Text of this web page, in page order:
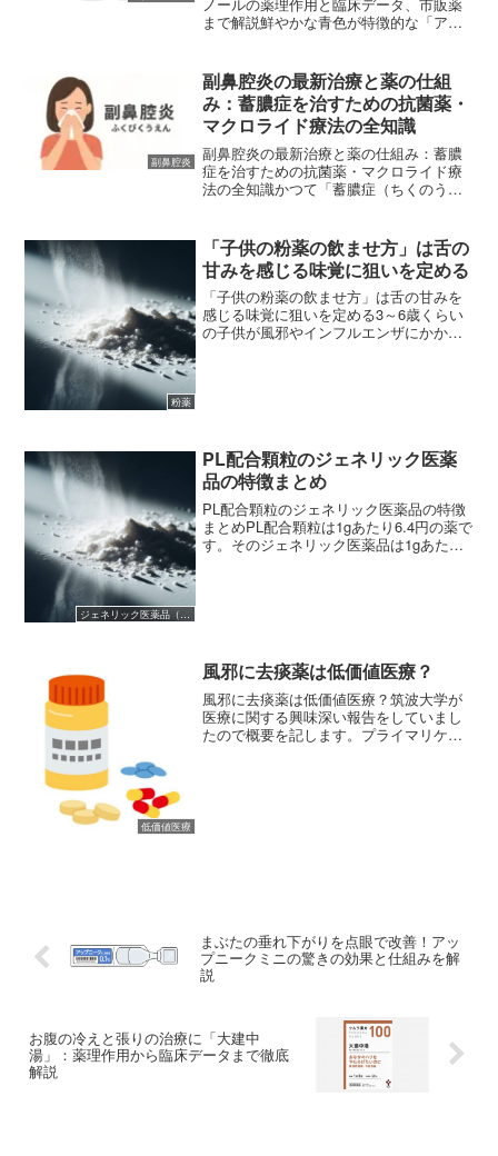
ノールの薬理作用と臨床データ、市販薬
まで解説鮮やかな青色が特徴的な「アズ
がい薬」を処方された経験がある方は多
いのではないでしょうか。...
副鼻腔炎
副鼻腔炎の最新治療と薬の仕組
み：蓄膿症を治すための抗菌薬・
マクロライド療法の全知識
副鼻腔炎の最新治療と薬の仕組み：蓄膿
症を治すための抗菌薬・マクロライド療
法の全知識かつて「蓄膿症（ちくのうし
現代医学の進歩により、その治療成績は
劇的に向上しています。一...
粉薬
「子供の粉薬の飲ませ方」は舌の
甘みを感じる味覚に狙いを定める
「子供の粉薬の飲ませ方」は舌の甘みを
感じる味覚に狙いを定める3～6歳くらい
の子供が風邪やインフルエンザにかかる
ジェネリック医薬品（後発医薬品）
PL配合顆粒のジェネリック医薬
品の特徴まとめ
PL配合顆粒のジェネリック医薬品の特徴
まとめPL配合顆粒は1gあたり6.4円の薬で
す。そのジェネリック医薬品は1gあたり
低価値医療
風邪に去痰薬は低価値医療？
風邪に去痰薬は低価値医療？筑波大学が
医療に関する興味深い報告をしていまし
たので概要を記します。プライマリケア
まぶたの垂れ下がりを点眼で改善！アッ
プニークミニの驚きの効果と仕組みを解
説
お腹の冷えと張りの治療に「大建中
湯」：薬理作用から臨床データまで徹底
解説